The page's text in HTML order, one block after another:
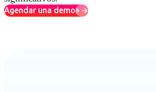
Agendar una demo